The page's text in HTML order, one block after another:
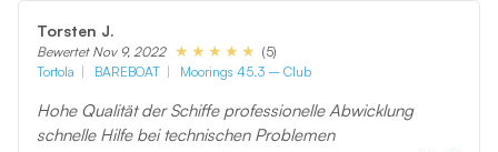
Torsten J.
Bewertet Nov 9, 2022
(5)
Tortola
BAREBOAT Moorings 45.3 – Club
Hohe Qualität der Schiffe professionelle Abwicklung
schnelle Hilfe bei technischen Problemen